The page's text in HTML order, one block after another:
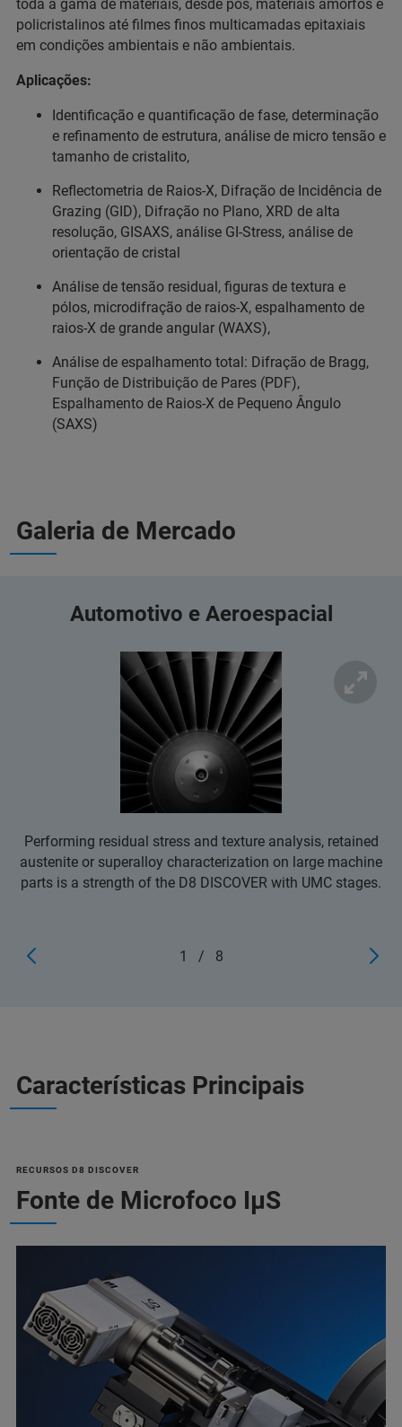
toda a gama de materiais, desde pós, materiais amorfos e
policristalinos até filmes finos multicamadas epitaxiais
em condições ambientais e não ambientais.
Aplicações:
Identificação e quantificação de fase, determinação
e refinamento de estrutura, análise de micro tensão e
tamanho de cristalito,
Reflectometria de Raios-X, Difração de Incidência de
Grazing (GID), Difração no Plano, XRD de alta
resolução, GISAXS, análise GI-Stress, análise de
orientação de cristal
Análise de tensão residual, figuras de textura e
pólos, microdifração de raios-X, espalhamento de
raios-X de grande angular (WAXS),
Análise de espalhamento total: Difração de Bragg,
Função de Distribuição de Pares (PDF),
Espalhamento de Raios-X de Pequeno Ângulo
(SAXS)
Galeria de Mercado
Automotivo e Aeroespacial
Performing residual stress and texture analysis, retained
austenite or superalloy characterization on large machine
parts is a strength of the D8 DISCOVER with UMC stages.
1 / 8
Características Principais
RECURSOS D8 DISCOVER
Fonte de Microfoco IµS